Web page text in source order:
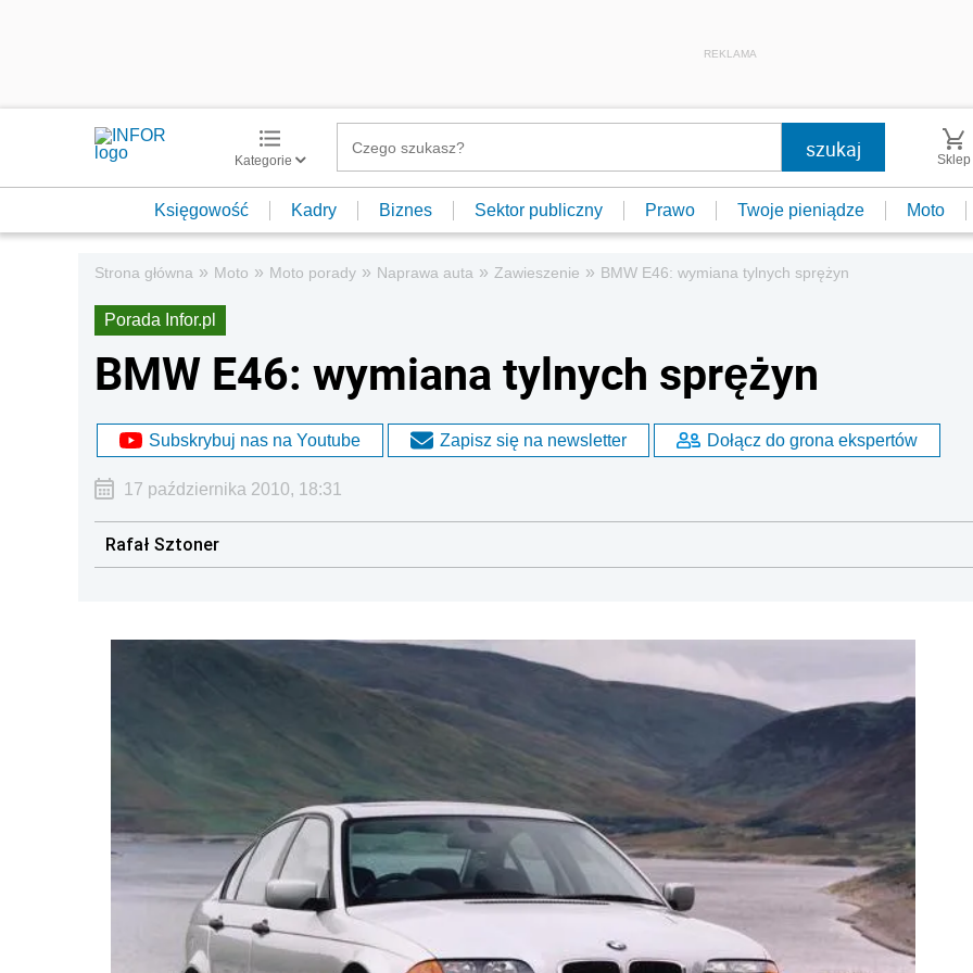
REKLAMA
Kategorie Sklep
Księgowość Kadry Biznes Sektor publiczny Prawo Twoje pieniądze Moto
Strona główna » Moto » Moto porady » Naprawa auta » Zawieszenie » BMW E46: wymiana tylnych sprężyn
Porada Infor.pl
BMW E46: wymiana tylnych sprężyn
Subskrybuj nas na Youtube Zapisz się na newsletter Dołącz do grona ekspertów
17 października 2010, 18:31
Rafał Sztoner